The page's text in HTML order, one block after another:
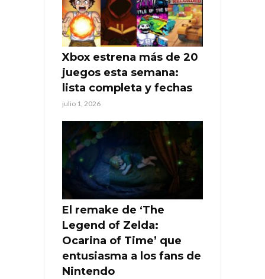
Xbox estrena más de 20
juegos esta semana:
lista completa y fechas
julio 1, 2026
El remake de ‘The
Legend of Zelda:
Ocarina of Time’ que
entusiasma a los fans de
Nintendo